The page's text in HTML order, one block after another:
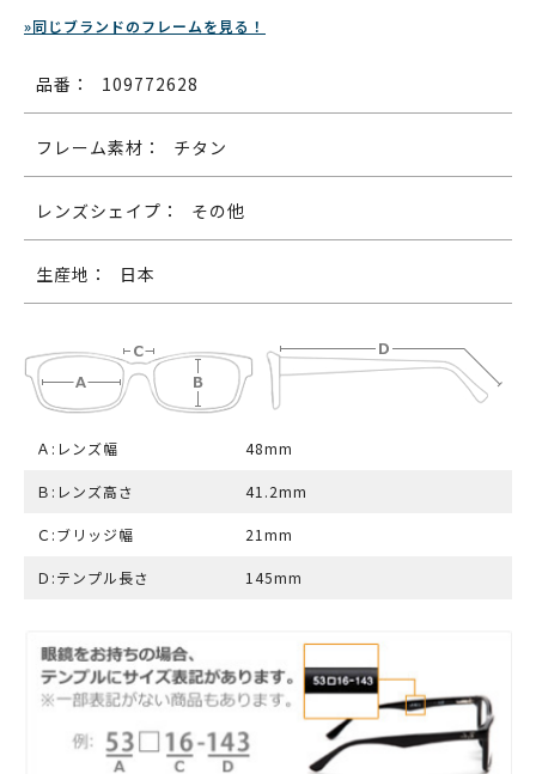
»同じブランドのフレームを見る！
品番： 109772628
フレーム素材： チタン
レンズシェイプ： その他
生産地： 日本
Ａ:レンズ幅 48mm
Ｂ:レンズ高さ 41.2mm
Ｃ:ブリッジ幅 21mm
Ｄ:テンプル長さ 145mm